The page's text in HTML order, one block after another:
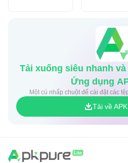
Tải xuống siêu nhanh và
Ứng dụng
Một cú nhấp chuột để cài
Tải về